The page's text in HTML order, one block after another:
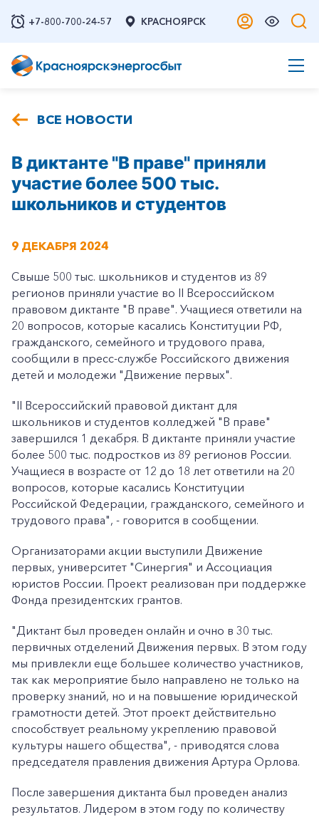
+7-800-700-24-57 КРАСНОЯРСК
ВСЕ НОВОСТИ
В диктанте "В праве" приняли
участие более 500 тыс.
школьников и студентов
9 ДЕКАБРЯ 2024
Свыше 500 тыс. школьников и студентов из 89
регионов приняли участие во II Всероссийском
правовом диктанте "В праве". Учащиеся ответили на
20 вопросов, которые касались Конституции РФ,
гражданского, семейного и трудового права,
сообщили в пресс-службе Российского движения
детей и молодежи "Движение первых".
"II Всероссийский правовой диктант для
школьников и студентов колледжей "В праве"
завершился 1 декабря. В диктанте приняли участие
более 500 тыс. подростков из 89 регионов России.
Учащиеся в возрасте от 12 до 18 лет ответили на 20
вопросов, которые касались Конституции
Российской Федерации, гражданского, семейного и
трудового права", - говорится в сообщении.
Организаторами акции выступили Движение
первых, университет "Синергия" и Ассоциация
юристов России. Проект реализован при поддержке
Фонда президентских грантов.
"Диктант был проведен онлайн и очно в 30 тыс.
первичных отделений Движения первых. В этом году
мы привлекли еще большее количество участников,
так как мероприятие было направлено не только на
проверку знаний, но и на повышение юридической
грамотности детей. Этот проект действительно
способствует реальному укреплению правовой
культуры нашего общества", - приводятся слова
председателя правления движения Артура Орлова.
После завершения диктанта был проведен анализ
результатов. Лидером в этом году по количеству